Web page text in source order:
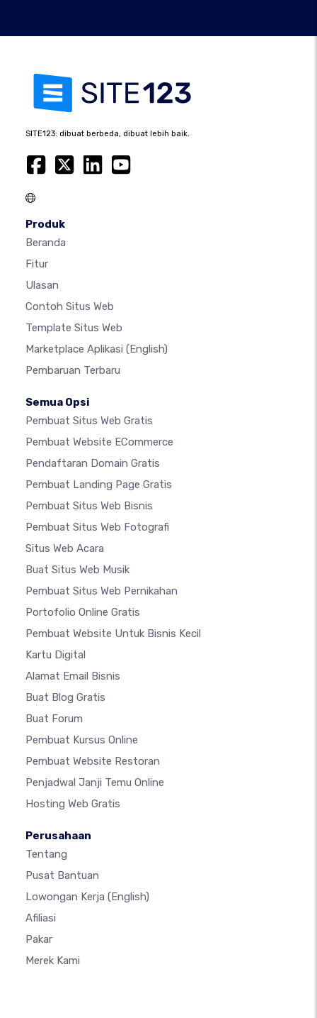
SITE123: dibuat berbeda, dibuat lebih baik.
Produk
Beranda
Fitur
Ulasan
Contoh Situs Web
Template Situs Web
Marketplace Aplikasi (English)
Pembaruan Terbaru
Semua Opsi
Pembuat Situs Web Gratis
Pembuat Website ECommerce
Pendaftaran Domain Gratis
Pembuat Landing Page Gratis
Pembuat Situs Web Bisnis
Pembuat Situs Web Fotografi
Situs Web Acara
Buat Situs Web Musik
Pembuat Situs Web Pernikahan
Portofolio Online Gratis
Pembuat Website Untuk Bisnis Kecil
Kartu Digital
Alamat Email Bisnis
Buat Blog Gratis
Buat Forum
Pembuat Kursus Online
Pembuat Website Restoran
Penjadwal Janji Temu Online
Hosting Web Gratis
Perusahaan
Tentang
Pusat Bantuan
Lowongan Kerja (English)
Afiliasi
Pakar
Merek Kami